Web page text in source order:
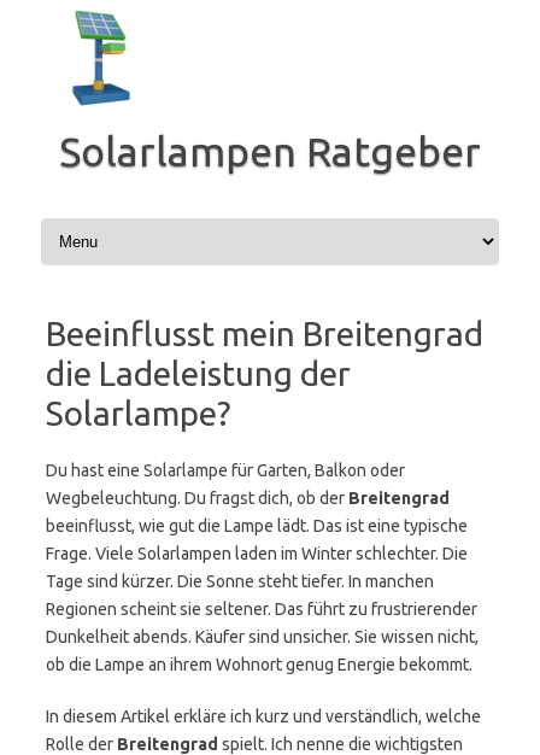
springen
Solarlampen Ratgeber
Beeinflusst mein Breitengrad
die Ladeleistung der
Solarlampe?
Du hast eine Solarlampe für Garten, Balkon oder
Wegbeleuchtung. Du fragst dich, ob der Breitengrad
beeinflusst, wie gut die Lampe lädt. Das ist eine typische
Frage. Viele Solarlampen laden im Winter schlechter. Die
Tage sind kürzer. Die Sonne steht tiefer. In manchen
Regionen scheint sie seltener. Das führt zu frustrierender
Dunkelheit abends. Käufer sind unsicher. Sie wissen nicht,
ob die Lampe an ihrem Wohnort genug Energie bekommt.
In diesem Artikel erkläre ich kurz und verständlich, welche
Rolle der Breitengrad spielt. Ich nenne die wichtigsten